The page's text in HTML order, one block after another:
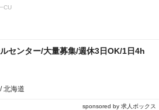
CU
センター/大量募集/週休3日OK/1日4h
北海道
sponsored by 求人ボックス